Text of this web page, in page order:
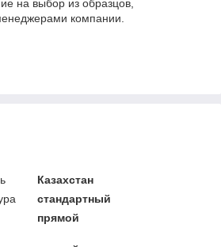
на выбор из образцов,
компании.
Казахстан
стандартный
прямой